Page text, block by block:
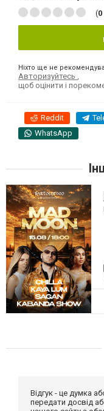
(0
Ніхто ще не
Авторизуйтесь
щоб оцінити і
Reddit
WhatsApp
Відгук - це думка
передати досвід